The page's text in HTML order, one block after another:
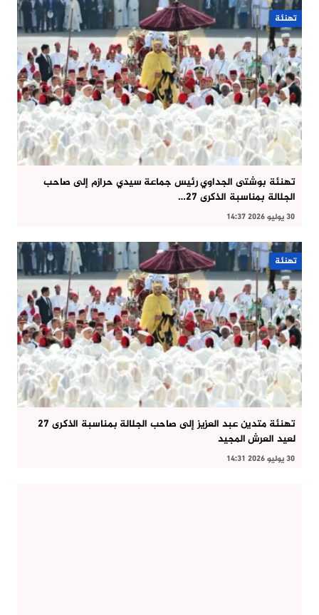
تهنئة
تهنئة بوشتى الجداوي رئيس جماعة سيدي حرازم إلى صاحب
الجلالة بمناسبة الذكرى 27…
30 يوليو 2026 14:37
تهنئة
تهنئة متدين عبد العزيز إلى صاحب الجلالة بمناسبة الذكرى 27
لعيد العرش المجيد
30 يوليو 2026 14:31